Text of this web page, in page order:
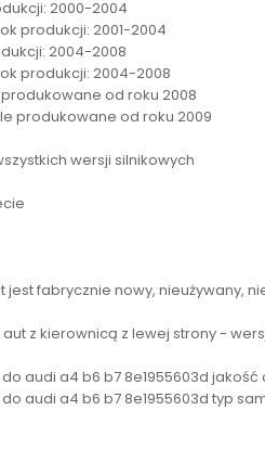
2000-2004
produkcji: 2001-2004
2004-2008
produkcji: 2004-2008
od roku 2008
produkowane od roku 2009
wersji silnikowych
fabrycznie nowy, nieużywany,
z kierownicą z lewej strony -
audi a4 b6 b7 8e1955603d
audi a4 b6 b7 8e1955603d typ